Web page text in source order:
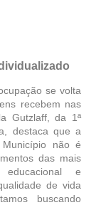
se volta
recebem nas
Gutzlaff, da 1ª
destaca que a
não é
das mais
e
de vida
buscando